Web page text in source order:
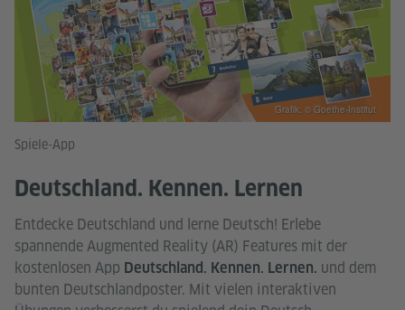
Spiele-App
Deutschland. Kennen. Lernen
Entdecke Deutschland und lerne Deutsch! Erlebe
spannende Augmented Reality (AR) Features mit der
kostenlosen App Deutschland. Kennen. Lernen. und dem
bunten Deutschlandposter. Mit vielen interaktiven
Grafik: © Goethe-Institut